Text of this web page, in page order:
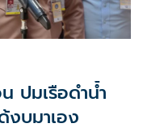
ปมเรือดำน้ำ
งบมาเอง